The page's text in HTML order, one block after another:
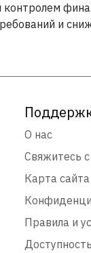
и
О нас
Свяжитесь
Карта сайта
Правила и
Доступность